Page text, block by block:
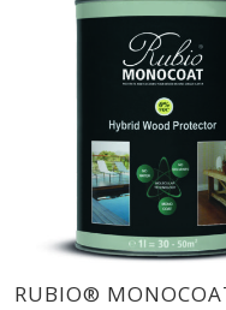
RUBIO®